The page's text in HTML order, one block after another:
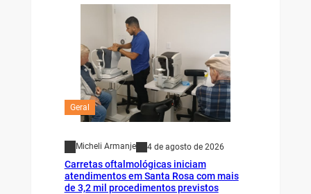
Geral
Micheli Armanje 4 de agosto de 2026
Carretas oftalmológicas iniciam
atendimentos em Santa Rosa com mais
de 3,2 mil procedimentos previstos